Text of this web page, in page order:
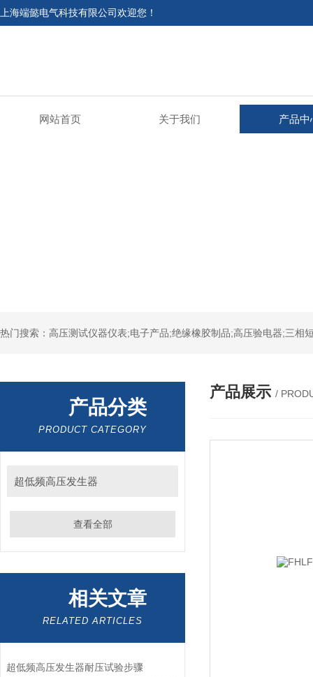
上海端懿电气科技有限公司欢迎您！
网站首页 关于我们 产品中
热门搜索：高压测试仪器仪表;电子产品;绝缘橡胶制品;高压验电器;三
产品分类
PRODUCT CATEGORY
超低频高压发生器
查看全部
相关文章
RELATED ARTICLES
超低频高压发生器耐压试验步骤
产品展示 /